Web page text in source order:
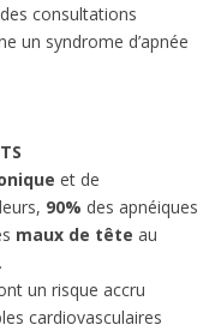
consultations
un syndrome d’apnée
et de
90% des apnéiques
maux de tête au
un risque accru
cardiovasculaires